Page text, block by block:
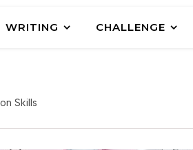
WRITING CHALLENGE
Skills